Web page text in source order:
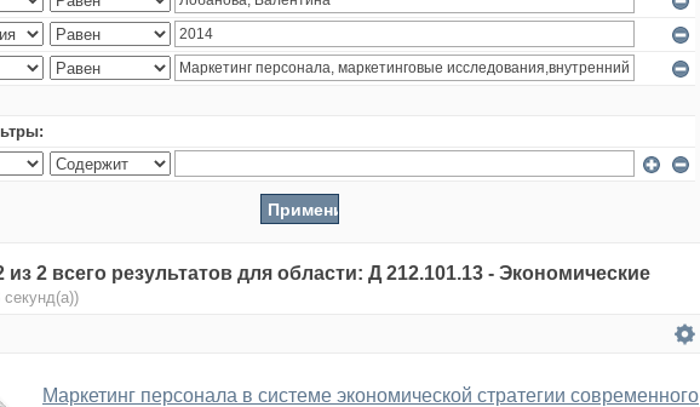
из 2 всего результатов для области: Д 212.101.13 - Экономические
секунд(а))
Маркетинг персонала в системе экономической стратегии современного